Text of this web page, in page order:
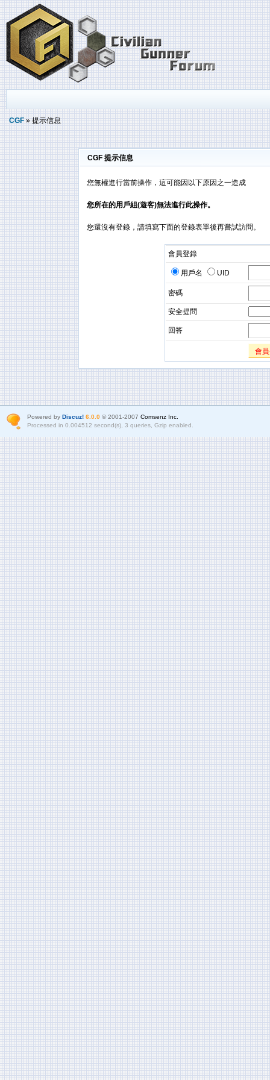
CGF» 提示信息
CGF 提示信息
您無權進行當前操作，這可能因以下原因之一造成
您所在的用戶組(遊客)無法進行此操作。
您還沒有登錄，請填寫下面的登錄表單後再嘗試訪問。
會員登錄
用戶名 UID
密碼
安全提問
回答
會
Powered by Discuz! 6.0.0© 2001-2007 Comsenz Inc.
Processed in 0.004512 second(s), 3 queries, Gzip enabled.